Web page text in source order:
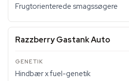
Frugtorienterede smagssøgere
Razzberry Gastank Auto
Hindbær x fuel-genetik